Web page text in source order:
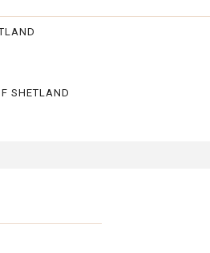
SHETLAND